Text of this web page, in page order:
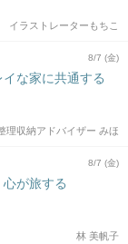
イラストレーターもちこ
8/7 (金)
な家に共通する
理収納アドバイザー みほ
8/7 (金)
心が旅する
林 美帆子